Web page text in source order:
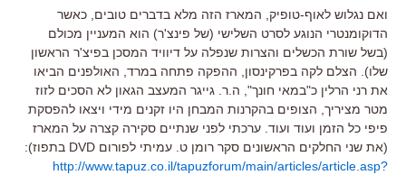
ואם נגלוש לאוף-טופיק, המארז הזה מלא בדברים טובים, כאשר
הדוקומנטרי הנוגע לסרט השלישי (של פינצ'ר) הוא המעניין מכולם
(בשל שורת הכשלים והצרות שנפלה על דיוויד המסכן בפיצ'ר הראשון
שלו). הצלם לקה בפרקינסון, ההפקה פתחה במרד, האולפנים הביאו
את רני הרלין כ"במאי חונך", ה.ר. גייגר המעצב הגאון לא הסכים לזוז
מטר מציריך, הצופים בהקרנות המבחן היו זקנים מידי ויצאו להפסקת
פיפי כל הזמן ועוד ועוד. ערכתי לפני שנתיים סקירה קצרה על המארז
(את שני החלקים הראשונים סקר רומן ט. עמיתי לפורום DVD בתפוז):
http://www.tapuz.co.il/tapuzforum/main/articles/article.asp?